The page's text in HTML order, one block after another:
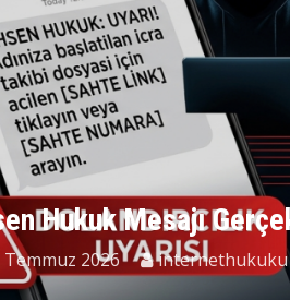
Hukuk Mesajı
Temmuz 2026 internethukuku